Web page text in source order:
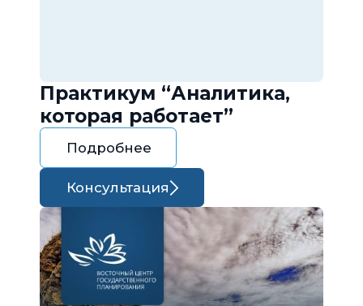
Практикум “Аналитика,
которая работает”
Подробнее
Консультация